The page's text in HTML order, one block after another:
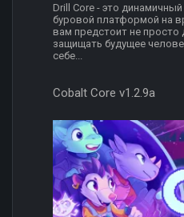
Drill Core - это
буровой платформой на
вам предстоит не
защищать будущее
себе...
Cobalt Core v1.2.9a